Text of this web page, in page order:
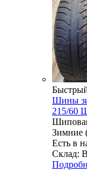
Шины
215/60
Зимние
Есть в
Склад: